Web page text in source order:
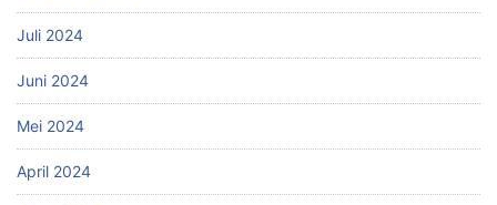
Juli 2024
Juni 2024
Mei 2024
April 2024